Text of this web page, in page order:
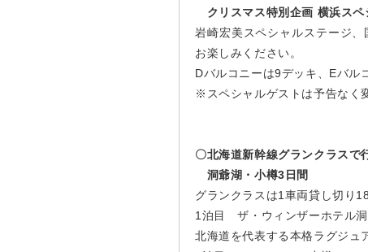
クリスマス特別企画 横浜ス
岩崎宏美スペシャルステージ
お楽しみください。
Dバルコニーは9デッキ、Eバル
※スペシャルゲストは予告なく
〇北海道新幹線グランクラスで
洞爺湖・小樽3日間
グランクラスは1車両貸し切り
1泊目 ザ・ウィンザーホテル
北海道を代表する本格ラグジュ